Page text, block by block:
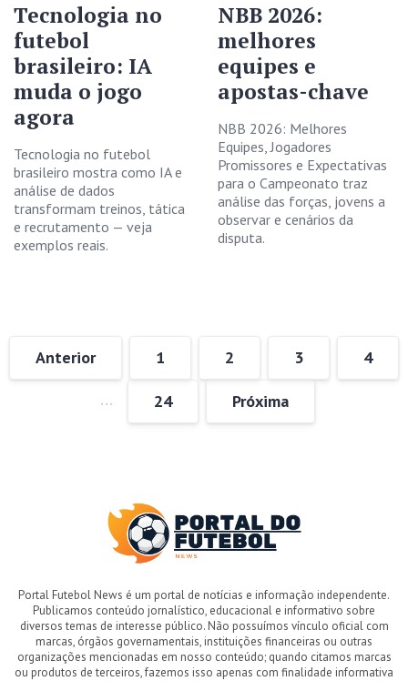
Tecnologia no
futebol
brasileiro: IA
muda o jogo
agora
Tecnologia no futebol
brasileiro mostra como IA e
análise de dados
transformam treinos, tática
e recrutamento — veja
exemplos reais.
NBB 2026:
melhores
equipes e
apostas-chave
NBB 2026: Melhores
Equipes, Jogadores
Promissores e Expectativas
para o Campeonato traz
análise das forças, jovens a
observar e cenários da
disputa.
Anterior 1 2 3 4
… 24 Próxima
Portal Futebol News é um portal de notícias e informação independente.
Publicamos conteúdo jornalístico, educacional e informativo sobre
diversos temas de interesse público. Não possuímos vínculo oficial com
marcas, órgãos governamentais, instituições financeiras ou outras
organizações mencionadas em nosso conteúdo; quando citamos marcas
ou produtos de terceiros, fazemos isso apenas com finalidade informativa